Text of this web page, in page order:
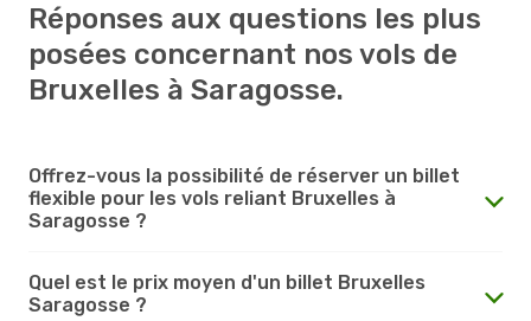
Réponses aux questions les plus
posées concernant nos vols de
Bruxelles à Saragosse.
Offrez-vous la possibilité de réserver un billet
flexible pour les vols reliant Bruxelles à
Saragosse ?
Quel est le prix moyen d'un billet Bruxelles
Saragosse ?